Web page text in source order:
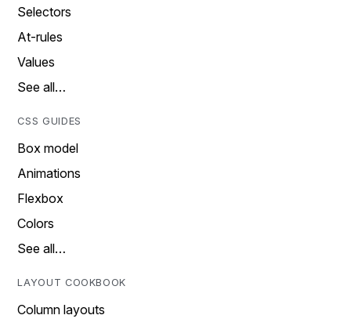
Selectors
At-rules
Values
See all…
CSS GUIDES
Box model
Animations
Flexbox
Colors
See all…
LAYOUT COOKBOOK
Column layouts